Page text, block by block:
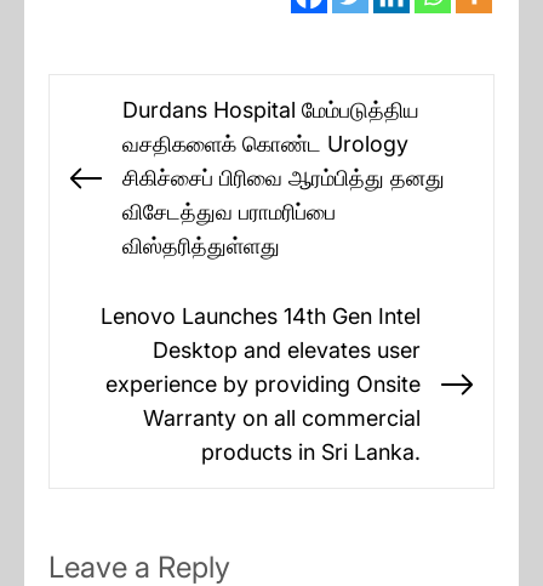
navigation
Previous
Durdans Hospital மேம்படுத்திய
வசதிகளைக் கொண்ட Urology
சிகிச்சைப் பிரிவை ஆரம்பித்து தனது
விசேடத்துவ பராமரிப்பை
விஸ்தரித்துள்ளது
Lenovo Launches 14th Gen Intel
Desktop and elevates user
experience by providing Onsite
Warranty on all commercial
products in Sri Lanka.
Leave a Reply